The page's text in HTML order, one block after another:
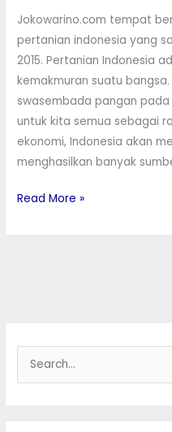
Jokowarino.com tempat
pertanian indonesia yang
2015. Pertanian Indonesia
kemakmuran suatu
swasembada pangan
untuk kita semua sebagai
ekonomi, Indonesia akan
menghasilkan banyak
Read More »
e